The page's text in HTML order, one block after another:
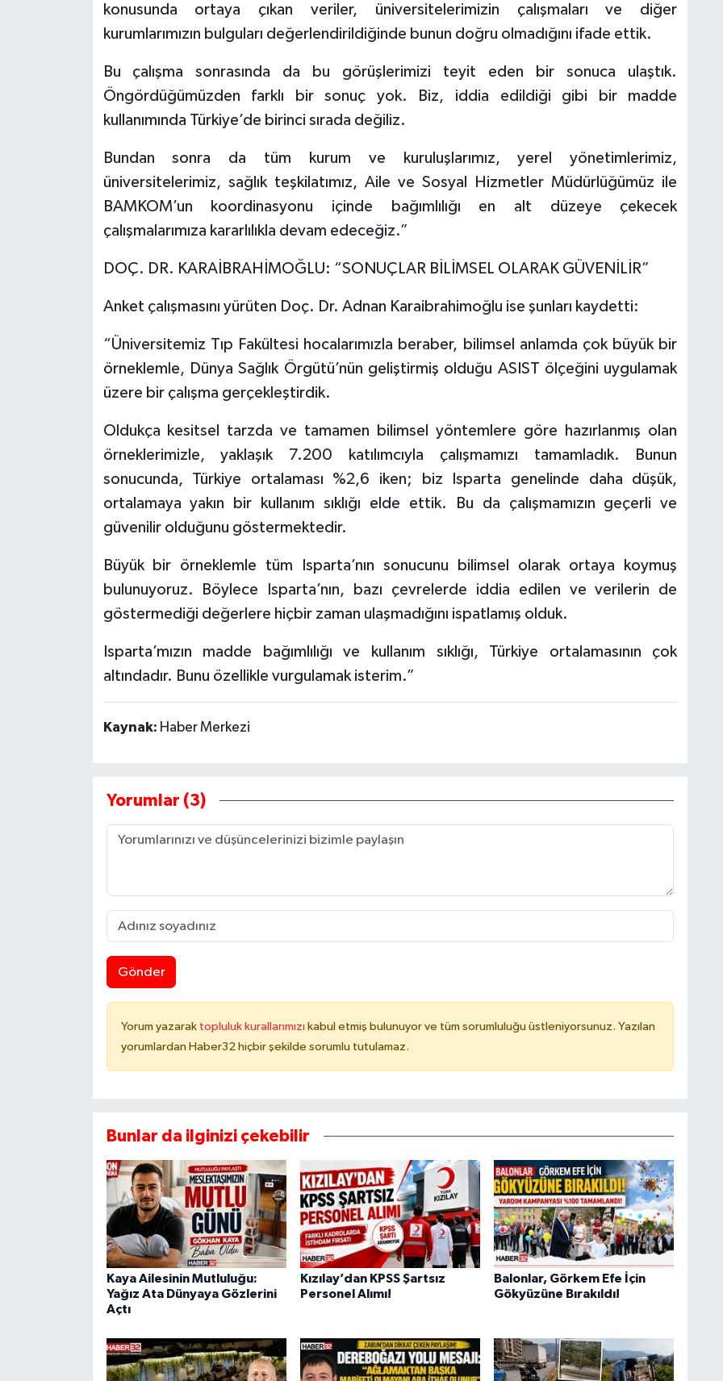
konusunda ortaya çıkan veriler, üniversitelerimizin çalışmaları ve diğer
kurumlarımızın bulguları değerlendirildiğinde bunun doğru olmadığını ifade ettik.
Bu çalışma sonrasında da bu görüşlerimizi teyit eden bir sonuca ulaştık.
Öngördüğümüzden farklı bir sonuç yok. Biz, iddia edildiği gibi bir madde
kullanımında Türkiye’de birinci sırada değiliz.
Bundan sonra da tüm kurum ve kuruluşlarımız, yerel yönetimlerimiz,
üniversitelerimiz, sağlık teşkilatımız, Aile ve Sosyal Hizmetler Müdürlüğümüz ile
BAMKOM’un koordinasyonu içinde bağımlılığı en alt düzeye çekecek
çalışmalarımıza kararlılıkla devam edeceğiz.”
DOÇ. DR. KARAİBRAHİMOĞLU: “SONUÇLAR BİLİMSEL OLARAK GÜVENİLİR”
Anket çalışmasını yürüten Doç. Dr. Adnan Karaibrahimoğlu ise şunları kaydetti:
“Üniversitemiz Tıp Fakültesi hocalarımızla beraber, bilimsel anlamda çok büyük bir
örneklemle, Dünya Sağlık Örgütü’nün geliştirmiş olduğu ASIST ölçeğini uygulamak
üzere bir çalışma gerçekleştirdik.
Oldukça kesitsel tarzda ve tamamen bilimsel yöntemlere göre hazırlanmış olan
örneklerimizle, yaklaşık 7.200 katılımcıyla çalışmamızı tamamladık. Bunun
sonucunda, Türkiye ortalaması %2,6 iken; biz Isparta genelinde daha düşük,
ortalamaya yakın bir kullanım sıklığı elde ettik. Bu da çalışmamızın geçerli ve
güvenilir olduğunu göstermektedir.
Büyük bir örneklemle tüm Isparta’nın sonucunu bilimsel olarak ortaya koymuş
bulunuyoruz. Böylece Isparta’nın, bazı çevrelerde iddia edilen ve verilerin de
göstermediği değerlere hiçbir zaman ulaşmadığını ispatlamış olduk.
Isparta’mızın madde bağımlılığı ve kullanım sıklığı, Türkiye ortalamasının çok
altındadır. Bunu özellikle vurgulamak isterim.”
Kaynak: Haber Merkezi
Yorumlar (3)
Gönder
Yorum yazarak topluluk kurallarımızı kabul etmiş bulunuyor ve tüm sorumluluğu üstleniyorsunuz. Yazılan
yorumlardan Haber32 hiçbir şekilde sorumlu tutulamaz.
Bunlar da ilginizi çekebilir
Kaya Ailesinin Mutluluğu:
Yağız Ata Dünyaya Gözlerini
Açtı
Kızılay’dan KPSS Şartsız
Personel Alımı!
Balonlar, Görkem Efe İçin
Gökyüzüne Bırakıldı!